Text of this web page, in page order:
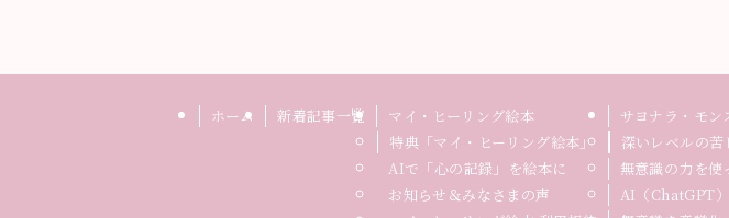
ホーム 新着記事一覧
マイ・ヒーリング絵本
特典「マイ・ヒーリング絵本」
AIで「心の記録」を絵本に
お知らせ＆みなさまの声
サヨナラ・モン
深いレベルの苦
無意識の力を使
AI（ChatGPT